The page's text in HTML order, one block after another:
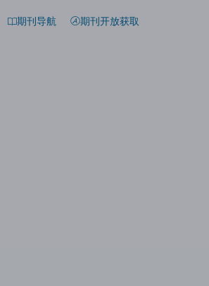
期刊导航 期刊开放获取